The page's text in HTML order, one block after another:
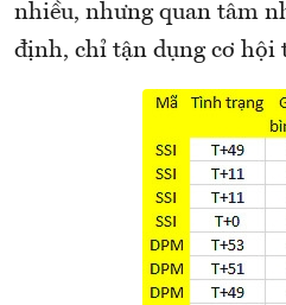
nhiều, nhưng quan tâm
định, chỉ tận dụng cơ hội